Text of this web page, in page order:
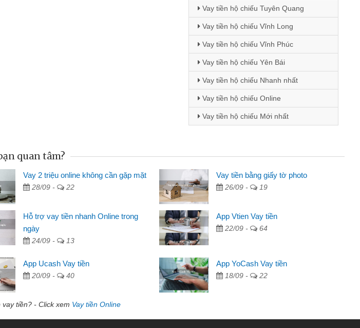
Vay tiền hộ chiếu Tuyên Quang
Vay tiền hộ chiếu Vĩnh Long
Vay tiền hộ chiếu Vĩnh Phúc
Vay tiền hộ chiếu Yên Bái
Vay tiền hộ chiếu Nhanh nhất
Vay tiền hộ chiếu Online
Vay tiền hộ chiếu Mới nhất
Mai Lan - Sinh viên
Tôi biết đến thông qua quảng cáo trên facebook. Tôi là
sinh viên nên cần đóng tiền nhà, sinh nhật bạn bè, mà đọc
thấy thủ tục nhanh gọn nên tôi quyết định vay
Lâm Minh Chánh
Mất 2 tuần các ngân hàng không ai cho vay. Trong khi
cần có 2 triệu để giải quyết việc riêng, trong 1-2 ngày tôi trả
được thôi. Cảm ơn đã giúp tôi kịp thời và nhanh chóng
quan tâm?
Vay 2 triệu online không cần gặp mặt
28/09 - 22
Vay tiền bằng giấy tờ photo
26/09 - 19
Hỗ trợ vay tiền nhanh Online trong
ngày
24/09 - 13
App Vtien Vay tiền
22/09 - 64
App Ucash Vay tiền
20/09 - 40
App YoCash Vay tiền
18/09 - 22
vay tiền? - Click xem Vay tiền Online